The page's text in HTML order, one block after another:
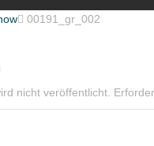
 00191_gr_002
nicht veröffentlicht.